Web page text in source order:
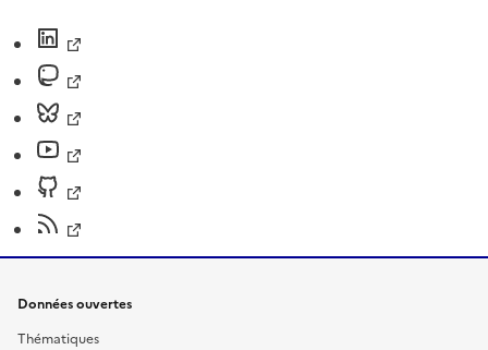
Données ouvertes
Thématiques